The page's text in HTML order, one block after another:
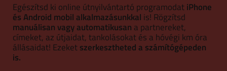
Egészítsd ki online útnyilvántartó programodatiPhone
és Android mobil alkalmazásunkkal is! Rögzítsd
manuálisan vagy automatikusan a partnereket,
címeket, az útjaidat, tankolásokat és a hóvégi km óra
állásaidat! Ezeketszerkesztheted a számítógépeden
is.